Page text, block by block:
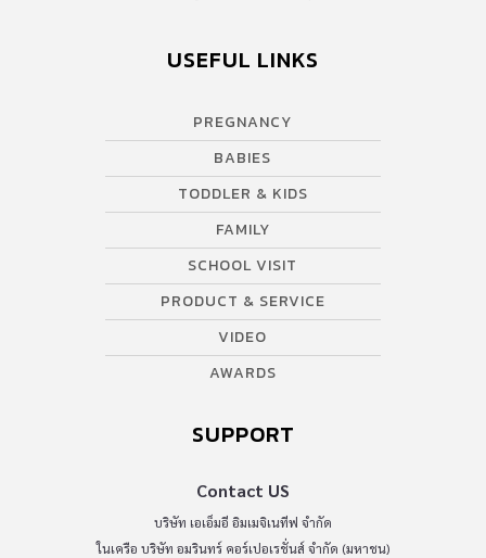
USEFUL LINKS
PREGNANCY
BABIES
TODDLER & KIDS
FAMILY
SCHOOL VISIT
PRODUCT & SERVICE
VIDEO
AWARDS
SUPPORT
Contact US
บริษัท เอเอ็มอี อิมเมจิเนทีฟ จำกัด
ในเครือ บริษัท อมรินทร์ คอร์เปอเรชั่นส์ จำกัด (มหาชน)